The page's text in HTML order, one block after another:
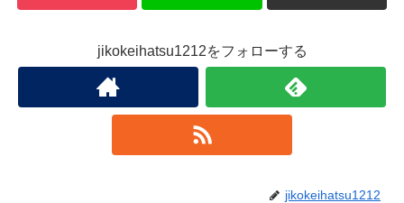
jikokeihatsu1212をフォローする
jikokeihatsu1212